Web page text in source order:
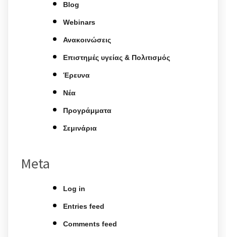
Blog
Webinars
Ανακοινώσεις
Επιστημές υγείας & Πολιτισμός
Έρευνα
Νέα
Προγράμματα
Σεμινάρια
Meta
Log in
Entries feed
Comments feed